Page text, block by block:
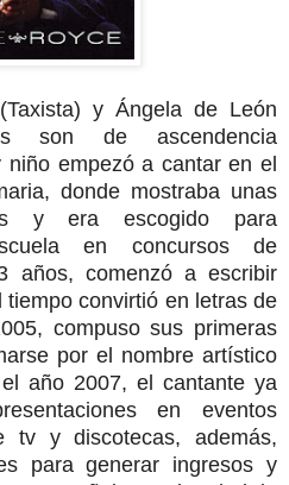
y Ángela de León
son de ascendencia
niño empezó a cantar en el
donde mostraba unas
y era escogido para
en concursos de
años, comenzó a escribir
convirtió en letras de
compuso sus primeras
por el nombre artístico
año 2007, el cantante ya
en eventos
tv y discotecas, además,
para generar ingresos y